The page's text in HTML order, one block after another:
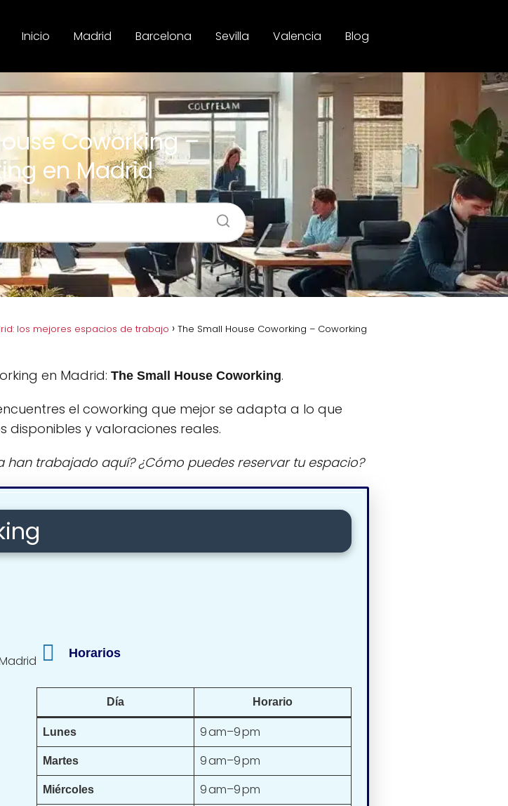
Inicio Madrid Barcelona Sevilla Valencia Blog
Coworking –
en Madrid
los mejores espacios de trabajo
The Small House Coworking – Coworking
en Madrid: The Small House Coworking.
el coworking que mejor se adapta a lo que
disponibles y valoraciones reales.
han trabajado aquí? ¿Cómo puedes reservar tu espacio?
Horarios
Día Horario
Lunes 9 am–9 pm
Martes 9 am–9 pm
Miércoles 9 am–9 pm